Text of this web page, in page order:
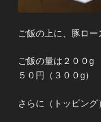
ご飯の上に、豚ロー
ご飯の量は２００
５０円（３００g）
さらに（トッピング